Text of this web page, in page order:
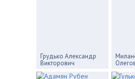
Грудько Александр
Викторович